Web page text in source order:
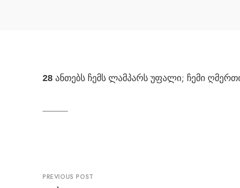
28 ანთებს ჩემს ლამპარს უფალი; ჩემი
პოსტის
PREVIOUS POST